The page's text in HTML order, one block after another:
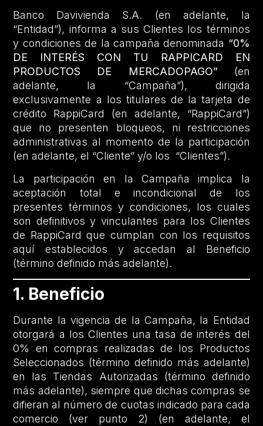
Banco Davivienda S.A. (en adelante, la
“Entidad”), informa a sus Clientes los términos
y condiciones de la campaña denominada “0%
DE INTERÉS CON TU RAPPICARD EN
PRODUCTOS DE MERCADOPAGO” (en
adelante, la “Campaña”), dirigida
exclusivamente a los titulares de la tarjeta de
crédito RappiCard (en adelante, “RappiCard”)
que no presenten bloqueos, ni restricciones
administrativas al momento de la participación
(en adelante, el “Cliente” y/o los “Clientes”).
La participación en la Campaña implica la
aceptación total e incondicional de los
presentes términos y condiciones, los cuales
son definitivos y vinculantes para los Clientes
de RappiCard que cumplan con los requisitos
aquí establecidos y accedan al Beneficio
(término definido más adelante).
1. Beneficio
Durante la vigencia de la Campaña, la Entidad
otorgará a los Clientes una tasa de interés del
0% en compras realizadas de los Productos
Seleccionados (término definido más adelante)
en las Tiendas Autorizadas (término definido
más adelante), siempre que dichas compras se
difieran al número de cuotas indicado para cada
comercio (ver punto 2) (en adelante, el